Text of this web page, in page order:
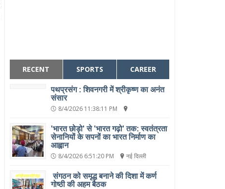
RECENT SPORTS CAREER
पथप्रसंग : शिवनगरी में श्रीकृष्ण का अनंत
संसार
8/4/2026 11:38:11 PM
'भारत छोड़ो' से 'भारत गढ़ो' तक: स्वतंत्रता
सेनानियों के सपनों का भारत निर्माण का
आह्वान
8/4/2026 6:51:20 PM
नई दिल्ली
संगठन को समृद्ध बनाने की दिशा में कर्ण
गोष्ठी की अहम बैठक